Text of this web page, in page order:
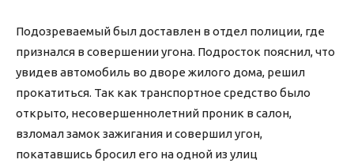
Подозреваемый был доставлен в отдел полиции, где
признался в совершении угона. Подросток пояснил, что
увидев автомобиль во дворе жилого дома, решил
прокатиться. Так как транспортное средство было
открыто, несовершеннолетний проник в салон,
взломал замок зажигания и совершил угон,
покатавшись бросил его на одной из улиц